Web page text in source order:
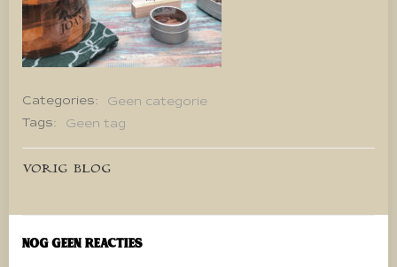
Categories:
Geen categorie
Tags:
Geen tag
Bericht
navigatie
VORIG BLOG
Nog geen reacties